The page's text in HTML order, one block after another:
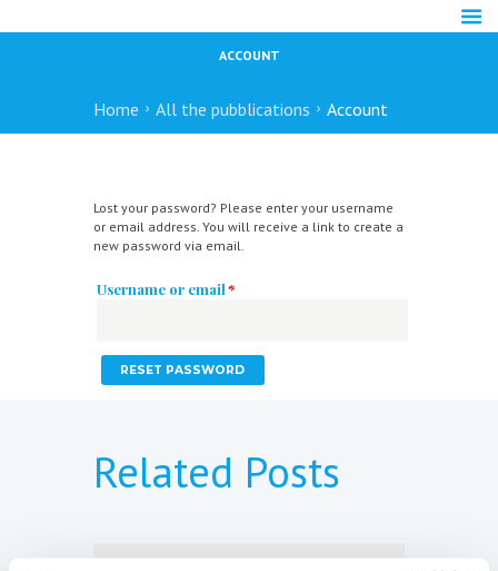
ACCOUNT
Home All the pubblications Account
Lost your password? Please enter your username
or email address. You will receive a link to create a
new password via email.
Username or email*Required
RESET PASSWORD
Related Posts